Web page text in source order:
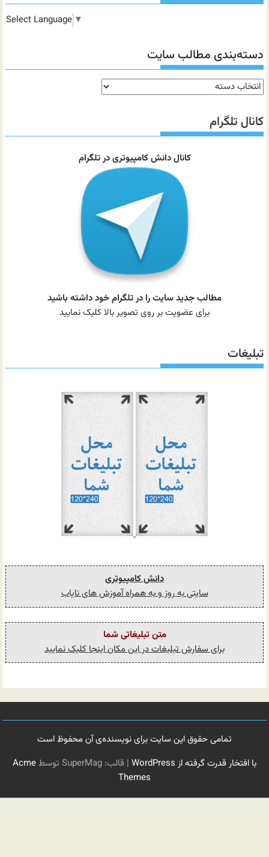
Select Language ▼
دسته‌بندی مطالب سایت
دسته‌بندی
مطالب
سایت
کانال تلگرام
کانال دانش کامپیوتری در تلگرام
مطالب جدید سایت را در تلگرام خود داشته باشید
برای عضویت بر روی تصویر بالا کلیک نمایید
تبلیغات
دانش کامپیوتری
سایتی به روز و به همراه آموزش های نایاب
متن تبلیغاتی شما
برای سفارش تبلیغات در این مکان اینجا کلیک نمایید
تمامی حقوق این سایت برای نویسنده‌ی آن محفوظ است
با افتخار قدرت گرفته از WordPress
| قالب: SuperMag توسط
Acme
Themes